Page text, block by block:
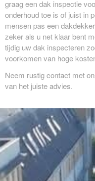
graag een dak inspectie
onderhoud toe is of juist in
mensen pas een
zeker als u net klaar bent
tijdig uw dak inspecteren
voorkomen van hoge
Neem rustig contact met
van het juiste advies.